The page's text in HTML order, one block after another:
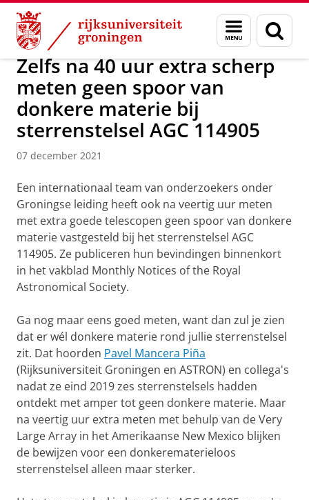
Skip
Content
Skip
Navigation
Menu
en
zoeken
Onderzoek Kapteyn Instituut Agenda en Nieuws
Zelfs na 40 uur extra scherp
meten geen spoor van
donkere materie bij
sterrenstelsel AGC 114905
07 december 2021
Een internationaal team van onderzoekers onder
Groningse leiding heeft ook na veertig uur meten
met extra goede telescopen geen spoor van donkere
materie vastgesteld bij het sterrenstelsel AGC
114905. Ze publiceren hun bevindingen binnenkort
in het vakblad Monthly Notices of the Royal
Astronomical Society.
Ga nog maar eens goed meten, want dan zul je zien
dat er wél donkere materie rond jullie sterrenstelsel
zit. Dat hoorden Pavel Mancera Piña
(Rijksuniversiteit Groningen en ASTRON) en collega's
nadat ze eind 2019 zes sterrenstelsels hadden
ontdekt met amper tot geen donkere materie. Maar
na veertig uur extra meten met behulp van de Very
Large Array in het Amerikaanse New Mexico blijken
de bewijzen voor een donkerematerieloos
sterrenstelsel alleen maar sterker.